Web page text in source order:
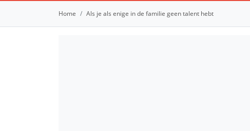
Home Als je als enige in de familie geen talent hebt